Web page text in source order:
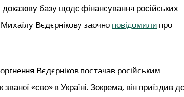
доказову базу щодо фінансування російських
Вєдєрнікову заочноповідомилипро
Вєдєрніков постачав російським
«сво» в Україні. Зокрема, він приїздив до